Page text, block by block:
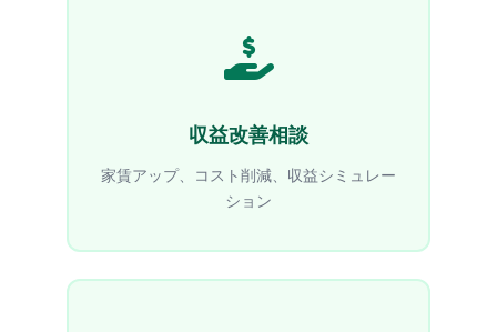
収益改善相談
家賃アップ、コスト削減、収益シミュレー
ション